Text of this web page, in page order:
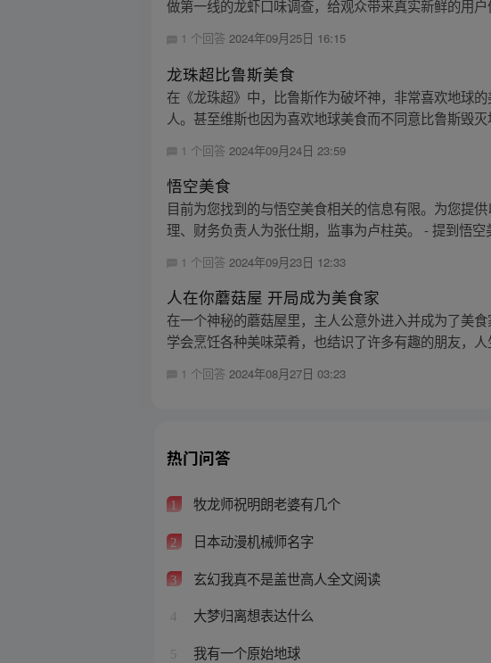
做第一线的龙虾口味调查，给观众带来真实新鲜的用
1 个回答2024年09月25日 16:15
龙珠超比鲁斯美食
在《龙珠超》中，比鲁斯作为破坏神，非常喜欢地球
人。甚至维斯也因为喜欢地球美食而不同意比鲁斯毁
1 个回答 2024年09月24日 23:59
悟空美食
目前为您找到的与悟空美食相关的信息有限。为您提
理、财务负责人为张仕期，监事为卢柱英。 - 提到悟空
1 个回答 2024年09月23日 12:33
人在你蘑菇屋 开局成为美食家
在一个神秘的蘑菇屋里，主人公意外进入并成为了美
学会烹饪各种美味菜肴，也结识了许多有趣的朋友，
1 个回答2024年08月27日 03:23
热门问答
1 牧龙师祝明朗老婆有几个
2 日本动漫机械师名字
3 玄幻我真不是盖世高人全文阅读
4 大梦归离想表达什么
5 我有一个原始地球